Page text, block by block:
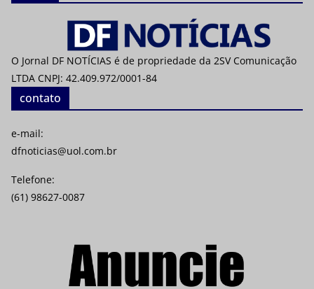
O Jornal DF NOTÍCIAS é de propriedade da 2SV Comunicação
LTDA CNPJ: 42.409.972/0001-84
contato
e-mail:
dfnoticias@uol.com.br
Telefone:
(61) 98627-0087